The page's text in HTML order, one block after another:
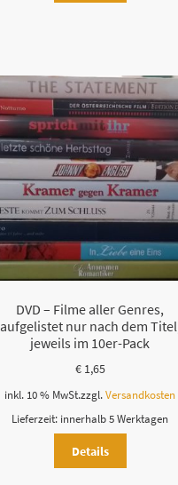
DVD – Filme aller Genres,
aufgelistet nur nach dem
jeweils im 10er-Pack
€1,65
inkl. 10 % MwSt.zzgl.Versandkosten
Lieferzeit: innerhalb 5 Werktagen
Details